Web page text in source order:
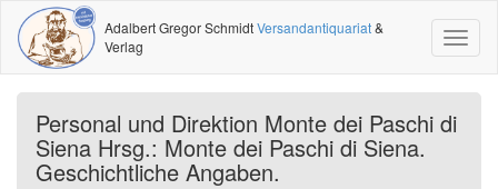
Adalbert Gregor SchmidtVersandantiquariat&
Verlag
Personal und Direktion Monte dei Paschi di
Siena Hrsg.: Monte dei Paschi di Siena.
Geschichtliche Angaben.